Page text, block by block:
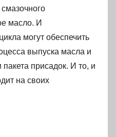
масло. И
могут обеспечить
выпуска масла и
присадок. И то, и
на своих